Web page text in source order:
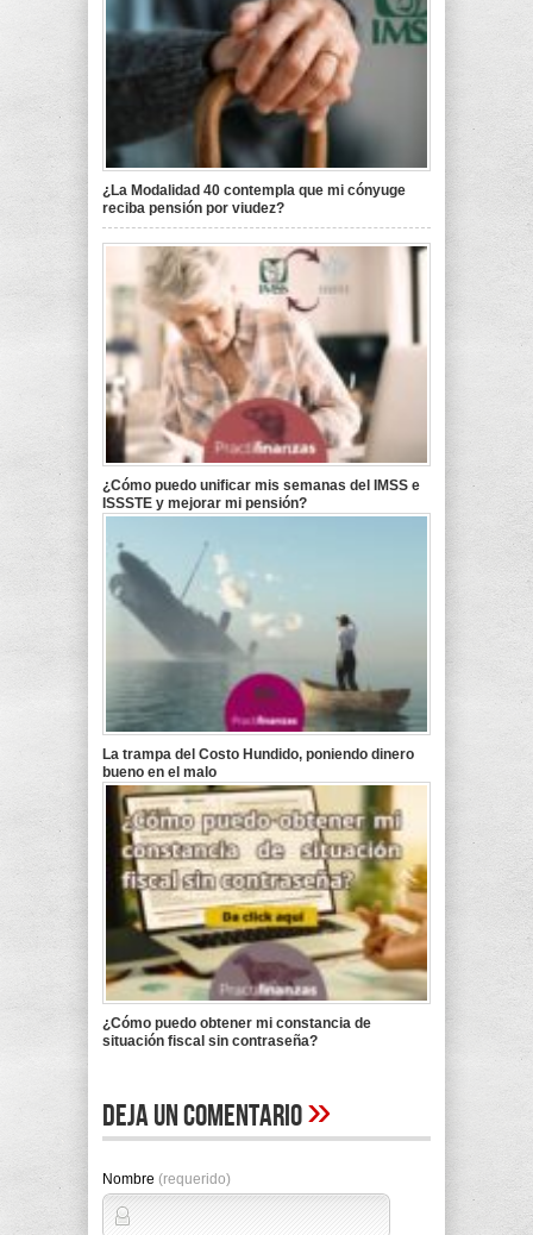
¿La Modalidad 40 contempla que mi cónyuge
reciba pensión por viudez?
¿Cómo puedo unificar mis semanas del IMSS e
ISSSTE y mejorar mi pensión?
La trampa del Costo Hundido, poniendo dinero
bueno en el malo
¿Cómo puedo obtener mi constancia de
situación fiscal sin contraseña?
Deja un comentario»
Nombre (requerido)